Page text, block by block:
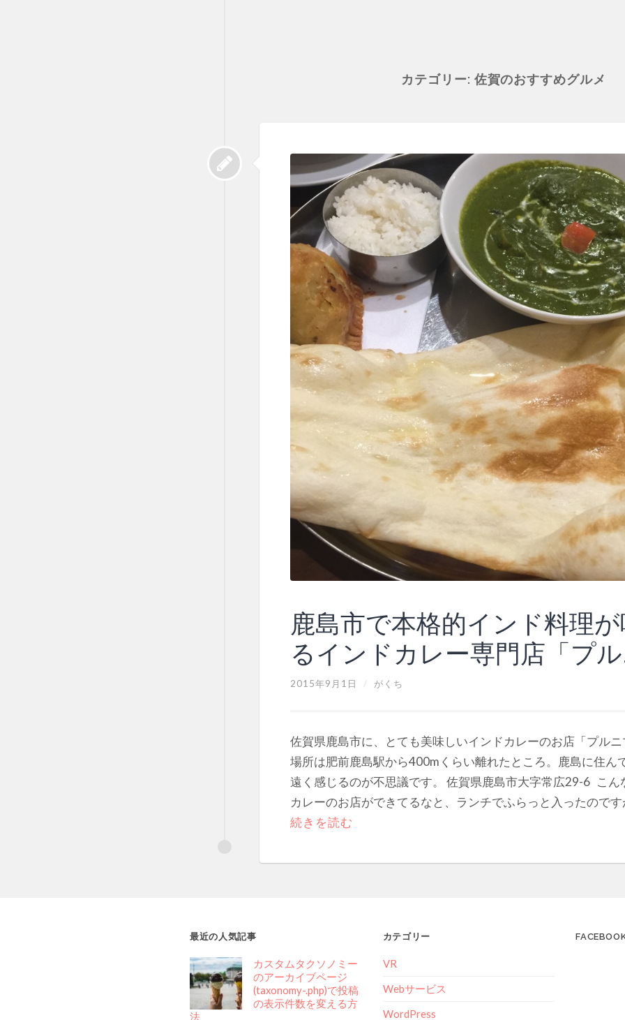
カテゴリー: 佐賀のおすすめグルメ
鹿島市で本格的インド料理
るインドカレー専門店「プ
2015年9月1日 / がくち
佐賀県鹿島市に、とても美味しいインドカレーのお店「プル
場所は肥前鹿島駅から400mくらい離れたところ。鹿島に住ん
遠く感じるのが不思議です。 佐賀県鹿島市大字常広29-6 こん
カレーのお店ができてるなと、ランチでふらっと入ったので
続きを読む
最近の人気記事
カスタムタクソノミー
のアーカイブページ
(taxonomy-.php)で投稿
の表示件数を変える方
法
カテゴリー
VR
Webサービス
WordPress